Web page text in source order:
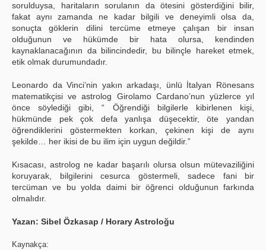
sorulduysa, haritaların sorulanın da ötesini gösterdiğini bilir,
fakat aynı zamanda ne kadar bilgili ve deneyimli olsa da,
sonuçta göklerin dilini tercüme etmeye çalışan bir insan
olduğunun ve hükümde bir hata olursa, kendinden
kaynaklanacağının da bilincindedir, bu bilinçle hareket etmek,
etik olmak durumundadır.
Leonardo da Vinci’nin yakın arkadaşı, ünlü İtalyan Rönesans
matematikçisi ve astrolog Girolamo Cardano’nun yüzlerce yıl
önce söylediği gibi, “ Öğrendiği bilgilerle kibirlenen kişi,
hükmünde pek çok defa yanlışa düşecektir, öte yandan
öğrendiklerini göstermekten korkan, çekinen kişi de aynı
şekilde… her ikisi de bu ilim için uygun değildir.”
Kısacası, astrolog ne kadar başarılı olursa olsun mütevaziliğini
koruyarak, bilgilerini cesurca göstermeli, sadece fani bir
tercüman ve bu yolda daimi bir öğrenci olduğunun farkında
olmalıdır.
Yazan: Sibel Özkasap / Horary Astroloğu
Kaynakça: